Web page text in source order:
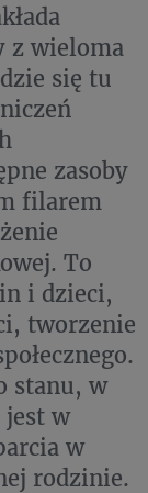
z wieloma
się tu
zasoby
filarem
To
i dzieci,
tworzenie
stanu, w
jest w
w
rodzinie.